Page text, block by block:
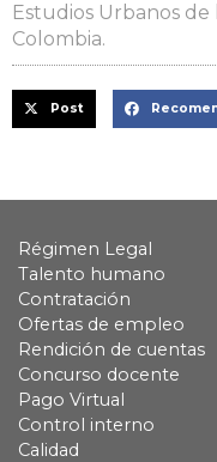
Estudios Urbanos
Colombia.
Post
Régimen Legal
Talento humano
Contratación
Ofertas de empleo
Rendición de cuentas
Concurso docente
Pago Virtual
Control interno
Calidad